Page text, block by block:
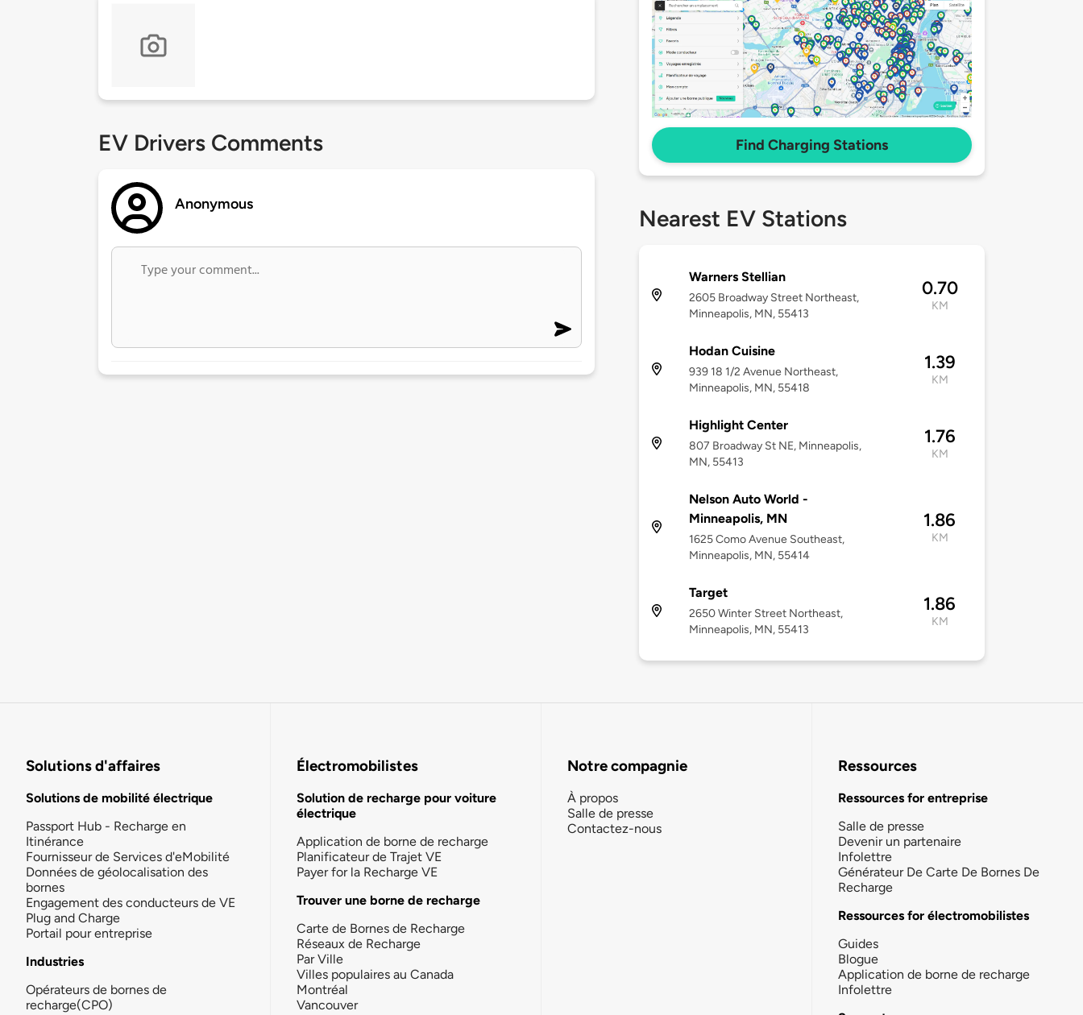
EV Drivers Comments
Anonymous
Find Charging Stations
Nearest EV Stations
Warners Stellian
2605 Broadway Street Northeast,
Minneapolis, MN, 55413
0.70
KM
Hodan Cuisine
939 18 1/2 Avenue Northeast,
Minneapolis, MN, 55418
1.39
KM
Highlight Center
807 Broadway St NE, Minneapolis,
MN, 55413
1.76
KM
Nelson Auto World -
Minneapolis, MN
1625 Como Avenue Southeast,
Minneapolis, MN, 55414
1.86
KM
Target
2650 Winter Street Northeast,
Minneapolis, MN, 55413
1.86
KM
Solutions d'affaires
Solutions de mobilité électrique
Passport Hub - Recharge en
Itinérance
Fournisseur de Services d'eMobilité
Données de géolocalisation des
bornes
Engagement des conducteurs de VE
Plug and Charge
Portail pour entreprise
Industries
Opérateurs de bornes de
recharge(CPO)
Électromobilistes
Solution de recharge pour voiture
électrique
Application de borne de recharge
Planificateur de Trajet VE
Payer for la Recharge VE
Trouver une borne de recharge
Carte de Bornes de Recharge
Réseaux de Recharge
Par Ville
Villes populaires au Canada
Montréal
Vancouver
Notre compagnie
À propos
Salle de presse
Contactez-nous
Ressources
Ressources for entreprise
Salle de presse
Devenir un partenaire
Infolettre
Générateur De Carte De Bornes De
Recharge
Ressources for électromobilistes
Guides
Blogue
Application de borne de recharge
Infolettre